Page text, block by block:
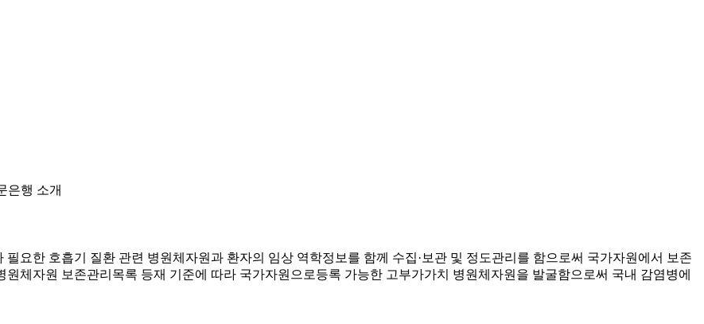
은행 소개
요한 호흡기 질환 관련 병원체자원과 환자의 임상 역학정보를 함께 수집·보관 및 정도관리를 함으로써 국가자원에서 보존
체자원 보존관리목록 등재 기준에 따라 국가자원으로등록 가능한 고부가가치 병원체자원을 발굴함으로써 국내 감염병에